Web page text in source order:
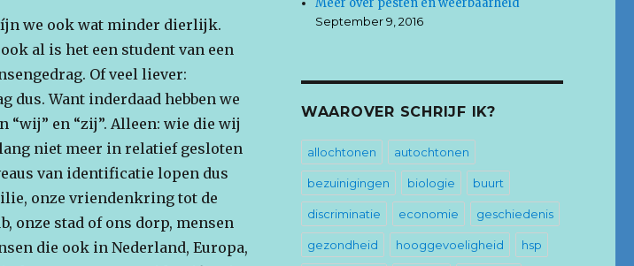
we ook wat minder dierlijk.
al is het een student van een
Of veel liever:
dus. Want inderdaad hebben we
“wij” en “zij”. Alleen: wie die wij
niet meer in relatief gesloten
van identificatie lopen dus
onze vriendenkring tot de
onze stad of ons dorp, mensen
die ook in Nederland, Europa,
Meer over pesten en weerbaarheid
September 9, 2016
WAAROVER SCHRIJF IK?
allochtonen autochtonen
bezuinigingen biologie buurt
discriminatie economie geschiedenis
gezondheid hooggevoeligheid hsp